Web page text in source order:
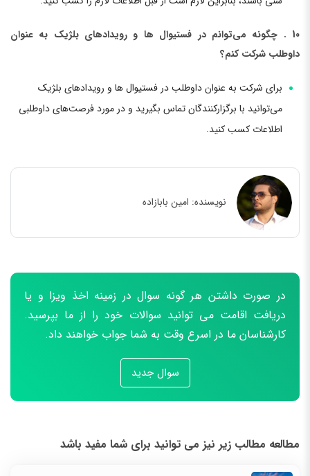
10 . چگونه می‌توانم در فستیوال ها و رویدادهای بلژیک به عنوان
داوطلب شرکت کنم؟
برای شرکت به عنوان داوطلب در فستیوال ها و رویدادهای بلژیک
می‌توانید با برگزارکنندگان تماس بگیرید و در مورد فرصت‌های داوطلبی
اطلاعات کسب کنید.
نویسنده: امین بابازاده
در صورت داشتن هر گونه سوال در زمینه اخذ ویزا و یا
دریافت اقامت می توانید سوالات خود را از ما بپرسید.
کارشناسان ما در اسرع وقت به شما جواب خواهند داد.
سوال جدید
مطالعه مطالب زیر نیز می توانید برای شما مفید باشد